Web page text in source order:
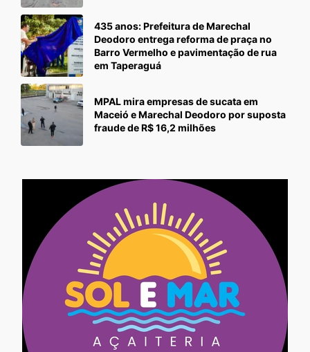
435 anos: Prefeitura de Marechal
Deodoro entrega reforma de praça no
Barro Vermelho e pavimentação de rua
em Taperaguá
MPAL mira empresas de sucata em
Maceió e Marechal Deodoro por suposta
fraude de R$ 16,2 milhões